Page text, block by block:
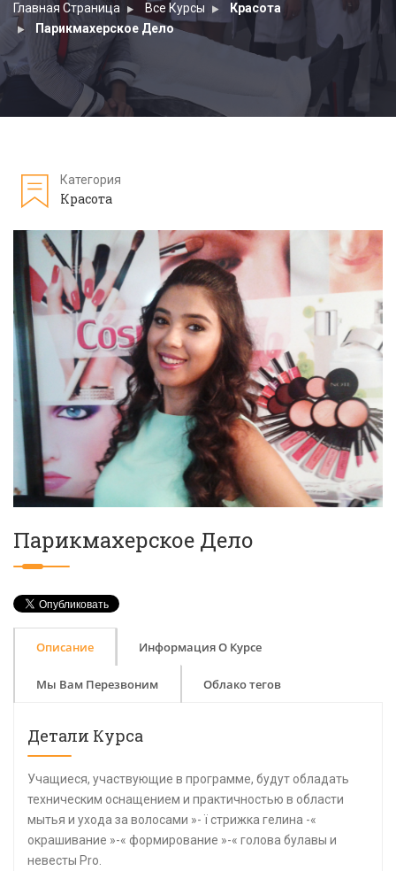
Главная Страница Все Курсы
Красота
Парикмахерское Дело
Категория
Красота
Парикмахерское Дело
Описание Информация О Курсе
Мы Вам Перезвоним Облако тегов
Детали Курса
Учащиеся, участвующие в программе, будут обладать
техническим оснащением и практичностью в области
мытья и ухода за волосами »- ï стрижка гелина -«
окрашивание »-« формирование »-« голова булавы и
невесты Pro.